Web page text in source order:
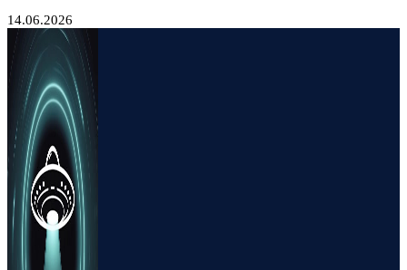
14.06.2026